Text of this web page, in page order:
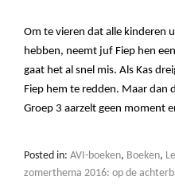
Om te vieren dat alle kinderen
hebben, neemt juf Fiep hen
gaat het al snel mis. Als Kas
Fiep hem te redden. Maar dan
Groep 3 aarzelt geen moment
Posted in: AVI-boeken, Boeken,
zomerthema 2016: op de